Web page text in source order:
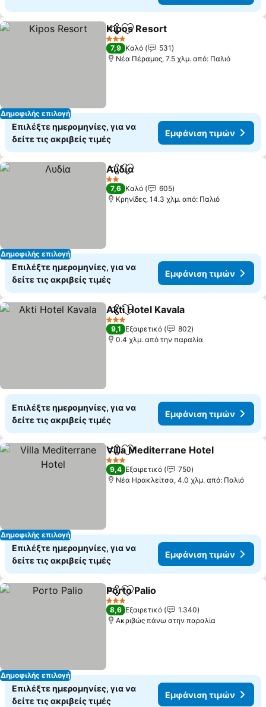
Δημοφιλής επιλογή
Κοινοποίηση
Προσθήκη στα αγαπημένα
Kipos Resort
3 Αστέρια
7,9 Καλό
531
Νέα Πέραμος, 7.5 χλμ. από: Παλιό
Επιλέξτε ημερομηνίες, για να
δείτε τις ακριβείς τιμές
Εμφάνιση τιμών
Δημοφιλής επιλογή
Κοινοποίηση
Προσθήκη στα αγαπημένα
Λυδία
2 Αστέρια
7,6 Καλό
605
Κρηνίδες, 14.3 χλμ. από: Παλιό
Επιλέξτε ημερομηνίες, για να
δείτε τις ακριβείς τιμές
Εμφάνιση τιμών
Κοινοποίηση
Προσθήκη στα αγαπημένα
Akti Hotel Kavala
3 Αστέρια
9,1 Εξαιρετικό
802
0.4 χλμ. από την παραλία
Επιλέξτε ημερομηνίες, για να
δείτε τις ακριβείς τιμές
Εμφάνιση τιμών
Δημοφιλής επιλογή
Κοινοποίηση
Προσθήκη στα αγαπημένα
Villa Mediterrane Hotel
3 Αστέρια
9,4 Εξαιρετικό
750
Νέα Ηρακλείτσα, 4.0 χλμ. από: Παλιό
Επιλέξτε ημερομηνίες, για να
δείτε τις ακριβείς τιμές
Εμφάνιση τιμών
Δημοφιλής επιλογή
Κοινοποίηση
Προσθήκη στα αγαπημένα
Porto Palio
3 Αστέρια
8,6 Εξαιρετικό
1.340
Ακριβώς πάνω στην παραλία
Επιλέξτε ημερομηνίες, για να
δείτε τις ακριβείς τιμές
Εμφάνιση τιμών